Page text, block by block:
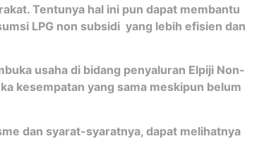
Tentunya hal ini pun dapat membantu
LPG non subsidi yang lebih efisien dan
usaha di bidang penyaluran Elpiji Non-
kesempatan yang sama meskipun belum
dan syarat-syaratnya, dapat melihatnya